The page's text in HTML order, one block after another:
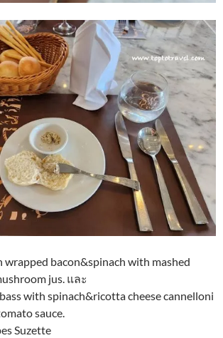
wrapped bacon&spinach with mashed
jus. และ
with spinach&ricotta cheese cannelloni
sauce.
Suzette